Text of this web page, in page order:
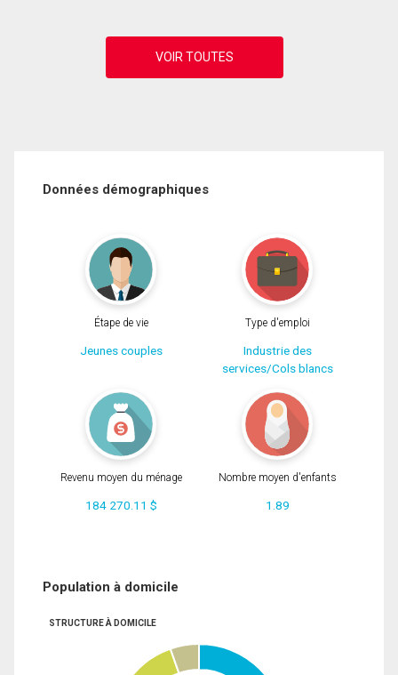
Données démographiques
Étape de vie
Jeunes couples
Type d'emploi
Industrie des
services/Cols blancs
Revenu moyen du ménage
184 270.11 $
Nombre moyen d'enfants
1.89
Population à domicile
STRUCTURE À DOMICILE